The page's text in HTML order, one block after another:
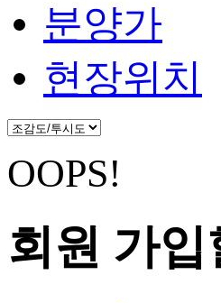
분양가
현장위치
OOPS!
회원 가